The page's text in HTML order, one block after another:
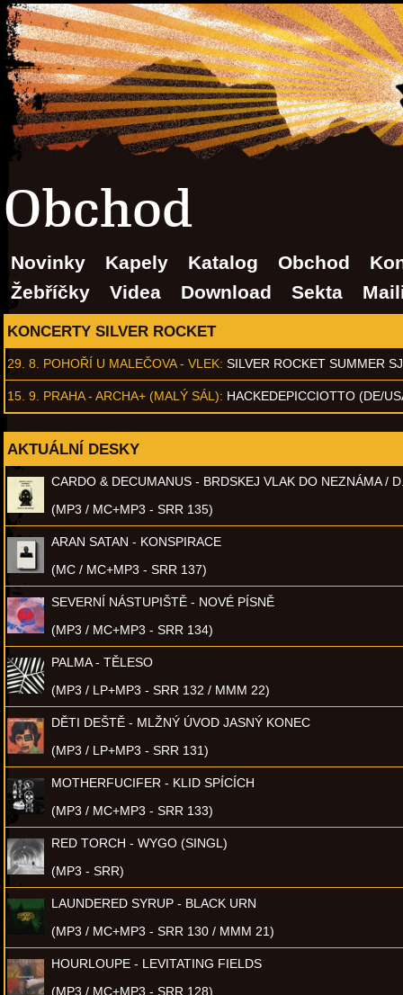
Obchod
Novinky Kapely Katalog Obchod
Žebříčky
Videa Download Sekta
KONCERTY SILVER ROCKET
29. 8. POHOŘÍ U MALEČOVA - VLEK: SILVER ROCKET SUMMER
15. 9. PRAHA - ARCHA+ (MALÝ SÁL): HACKEDEPICCIOTTO (DE/
AKTUÁLNÍ DESKY
CARDO & DECUMANUS - BRDSKEJ VLAK DO NEZNÁMA /
(MP3 / MC+MP3 - SRR 135)
ARAN SATAN - KONSPIRACE
(MC / MC+MP3 - SRR 137)
SEVERNÍ NÁSTUPIŠTĚ - NOVÉ PÍSNĚ
(MP3 / MC+MP3 - SRR 134)
PALMA - TĚLESO
(MP3 / LP+MP3 - SRR 132 / MMM 22)
DĚTI DEŠTĚ - MLŽNÝ ÚVOD JASNÝ KONEC
(MP3 / LP+MP3 - SRR 131)
MOTHERFUCIFER - KLID SPÍCÍCH
(MP3 / MC+MP3 - SRR 133)
RED TORCH - WYGO (SINGL)
(MP3 - SRR)
LAUNDERED SYRUP - BLACK URN
(MP3 / MC+MP3 - SRR 130 / MMM 21)
HOURLOUPE - LEVITATING FIELDS
(MP3 / MC+MP3 - SRR 128)